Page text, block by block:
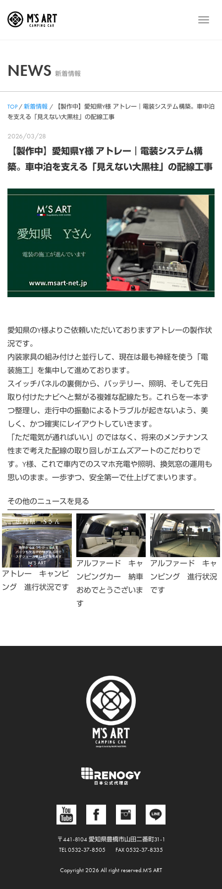
メ
NEWS 新着情報
TOP/新着情報 /
【製作中】愛知県Y様 アトレー｜電装システム構築。車中泊
を支える「見えない大黒柱」の配線工事
2026/03/28
【製作中】愛知県Y様 アトレー｜電装システム構
築。車中泊を支える「見えない大黒柱」の配線工事
愛知県のY様よりご依頼いただいておりますアトレーの製作状
況です。
内装家具の組み付けと並行して、現在は最も神経を使う「電
装施工」を集中して進めております。
スイッチパネルの裏側から、バッテリー、照明、そして先日
取り付けたナビへと繋がる複雑な配線たち。これらを一本ず
つ整理し、走行中の振動によるトラブルが起きないよう、美
しく、かつ確実にレイアウトしていきます。
「ただ電気が通ればいい」のではなく、将来のメンテナンス
性まで考えた配線の取り回しがエムズアートのこだわりで
す。Y様、これで車内でのスマホ充電や照明、換気窓の運用も
思いのまま。一歩ずつ、安全第一で仕上げてまいります。
その他のニュースを見る
アトレー キャンピ
ング 進行状況です
アルファード キャ
ンピングカー 納車
おめでとうございま
す
アルファード キャ
ンピング 進行状況
です
〒441-8104 愛知県豊橋市山田二番町31-1
TEL 0532-37-8505
FAX 0532-37-8335
Copyright 2026 All right reserved.M'S ART